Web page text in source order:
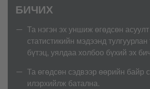
БИЧИХ
Та нэгэн эх уншиж өгөдсөн
статистикийн мэдээнд
бүтэц, уялдаа холбоо бүхий эх
Та өгөдсөн сэдвээр өөрийн байр
илэрхийлж батална.